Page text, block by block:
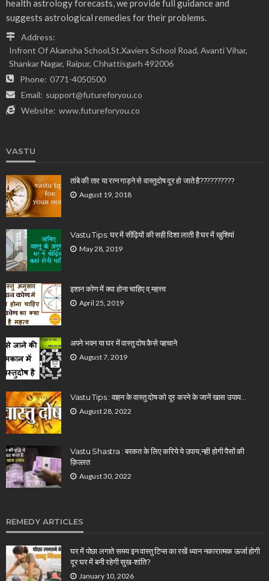
health astrology forecasts, we provide full guidance and
suggests astrological remedies for their problems.
Address:
Infront Of Akansha School,St.Xaviers School Road, Avanti Vihar,
Shankar Nagar, Raipur, Chhattisgarh 492006
Phone: 0771-4050500
Email: support@futureforyou.co
Website: www.futureforyou.co
VASTU
तांबे की तार या रत्न गाड़ने से वास्तुदोष दूर हो जाते है??????????
August 19, 2018
Vastu Tips: घर में सीढ़ियों की सही दिशा लाती है घर में खुशियां
May 28, 2019
इशान कोण में क्या होना चाहिए व् महत्त्व
April 25, 2019
अपने भवन या घर में वास्तु दोष कैसे पहचाने
August 7, 2019
Vastu Tips : वाहन के वास्तु दोष को दूर करने के जानें खास उपाय…
August 28, 2022
Vastu Shastra : बरकत के लिए करिये ये उपाय,नही होगी पैसों की
क़िल्लत
August 30, 2022
REMEDY ARTICLES
घर में पोछा लगाते समय इन वास्तु टिप्स का रखें ध्यान नकारात्मक ऊर्जा होगी
दूर घर में बनी रहेगी सुख-शांति?
January 10, 2026